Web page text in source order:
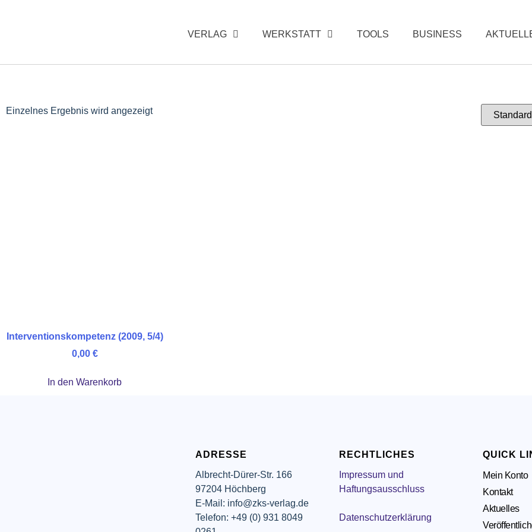
VERLAG WERKSTATT TOOLS BUSINESS
Einzelnes Ergebnis wird angezeigt
Interventionskompetenz (2009, 5/4)
0,00 €
In den Warenkorb
ADRESSE
Albrecht-Dürer-Str. 166
97204 Höchberg
E-Mail: info@zks-verlag.de
Telefon: +49 (0) 931 8049
RECHTLICHES
Impressum und
Haftungsausschluss
Datenschutzerklärung
QUICK
Mein Konto
Kontakt
Aktuelles